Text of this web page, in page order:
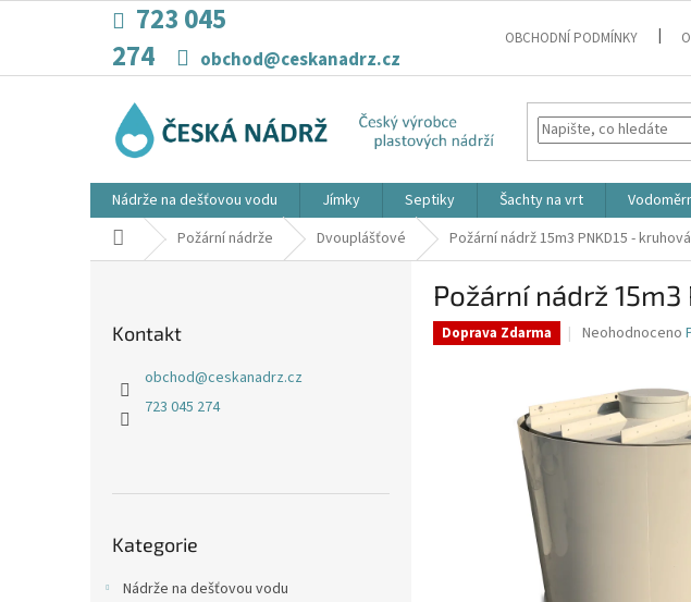
723 045
274
obchod@ceskanadrz.cz
OBCHODNÍ PODMÍNKY
Nádrže na dešťovou vodu Jímky Septiky Šachty na vrt
Domů Požární nádrže Dvouplášťové Požární nádrž 15m3 PNKD15 -
Kontakt
obchod@ceskanadrz.cz
723 045 274
kategorie
Kategorie
Nádrže na dešťovou vodu
Požární nádrž
Doprava Zdarma
Průměrné
je
0,0
z
Neohodnoceno